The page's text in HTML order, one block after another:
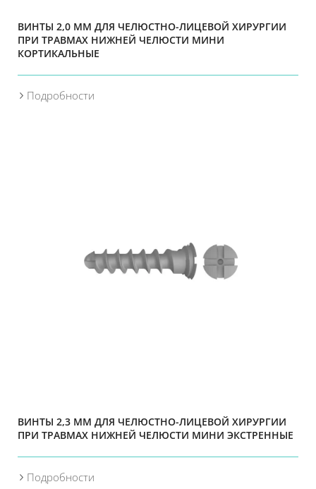
ВИНТЫ 2,0 ММ ДЛЯ ЧЕЛЮСТНО-ЛИЦЕВОЙ ХИРУРГИИ
ПРИ ТРАВМАХ НИЖНЕЙ ЧЕЛЮСТИ МИНИ
КОРТИКАЛЬНЫЕ
Подробности
ВИНТЫ 2,3 ММ ДЛЯ ЧЕЛЮСТНО-ЛИЦЕВОЙ ХИРУРГИИ
ПРИ ТРАВМАХ НИЖНЕЙ ЧЕЛЮСТИ МИНИ ЭКСТРЕННЫЕ
Подробности